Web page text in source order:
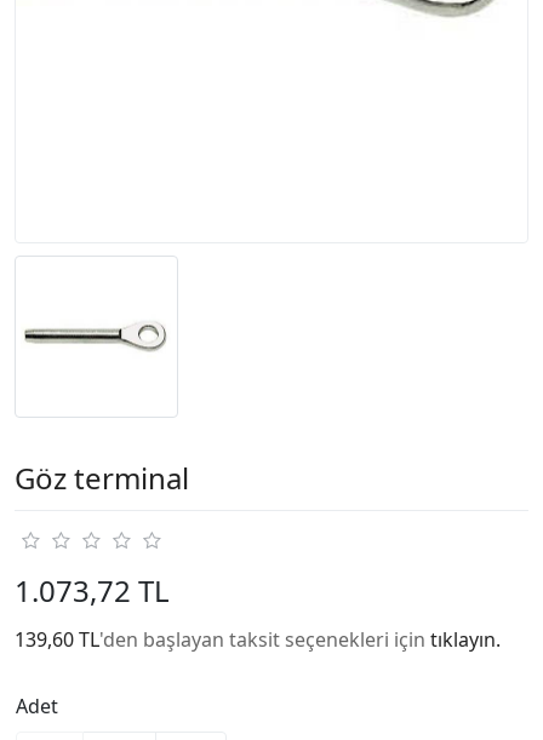
Göz terminal
1.073,72 TL
139,60 TL'den başlayan taksit seçenekleri için tıklayın.
Adet